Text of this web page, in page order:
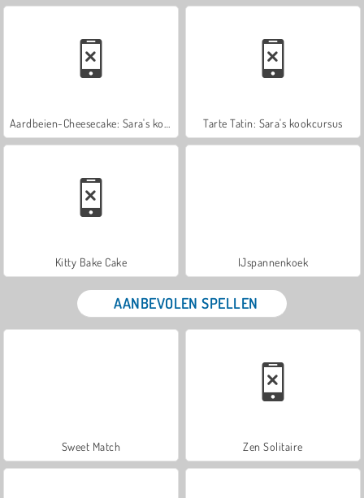
Tarte Tatin: Sara's kookcursus
Kitty Bake Cake IJspannenkoek
AANBEVOLEN SPELLEN
Sweet Match Zen Solitaire